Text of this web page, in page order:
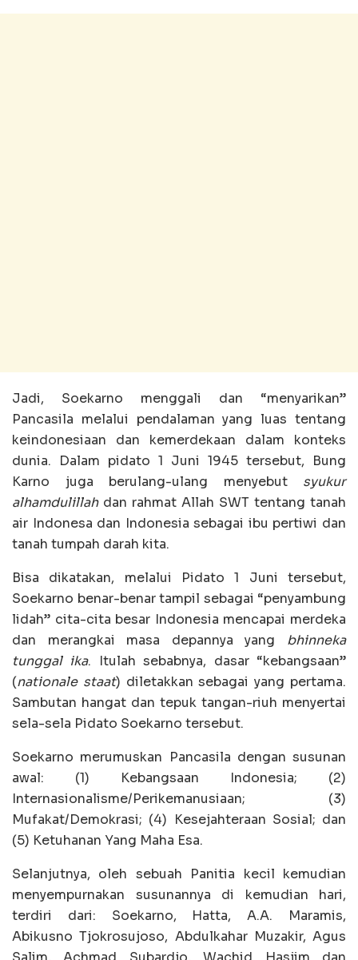
Jadi, Soekarno menggali dan “menyarikan”
Pancasila melalui pendalaman yang luas tentang
keindonesiaan dan kemerdekaan dalam konteks
dunia. Dalam pidato 1 Juni 1945 tersebut, Bung
Karno juga berulang-ulang menyebut syukur
alhamdulillahdan rahmat Allah SWT tentang tanah
air Indonesa dan Indonesia sebagai ibu pertiwi dan
tanah tumpah darah kita.
Bisa dikatakan, melalui Pidato 1 Juni tersebut,
Soekarno benar-benar tampil sebagai “penyambung
lidah” cita-cita besar Indonesia mencapai merdeka
dan merangkai masa depannya yang bhinneka
tunggal ika. Itulah sebabnya, dasar “kebangsaan”
(nationale staat) diletakkan sebagai yang pertama.
Sambutan hangat dan tepuk tangan-riuh menyertai
sela-sela Pidato Soekarno tersebut.
Soekarno merumuskan Pancasila dengan susunan
awal: (1) Kebangsaan Indonesia; (2)
Internasionalisme/Perikemanusiaan; (3)
Mufakat/Demokrasi; (4) Kesejahteraan Sosial; dan
(5) Ketuhanan Yang Maha Esa.
Selanjutnya, oleh sebuah Panitia kecil kemudian
menyempurnakan susunannya di kemudian hari,
terdiri dari: Soekarno, Hatta, A.A. Maramis,
Abikusno Tjokrosujoso, Abdulkahar Muzakir, Agus